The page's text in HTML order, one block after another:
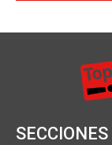
SECCIONES